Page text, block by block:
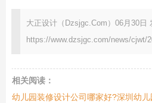
大正设计（Dzsjgc.Com）06月30日
https://www.dzsjgc.com/news/cjwt/
相关阅读：
幼儿园装修设计公司哪家好?深圳幼